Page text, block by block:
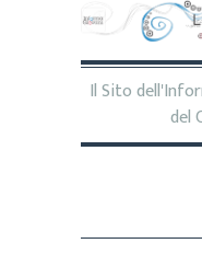
Il Sito
del